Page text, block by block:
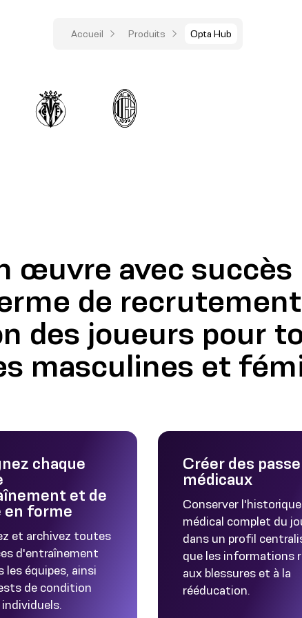
Accueil Produits Opta Hub
œuvre avec succès
de
des joueurs pour
masculines et
chaque
et de
en forme
et archivez toutes
d'entraînement
les équipes, ainsi
de condition
Créer des
médicaux
Conserver l'historique
médical complet du
dans un profil
que les informations
aux blessures et à la
rééducation.